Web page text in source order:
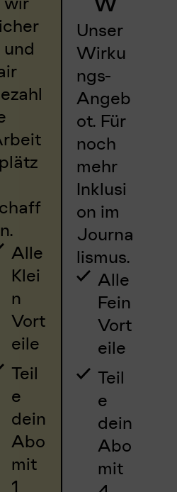
und
Alle
Klei
n
Vort
eile
Teil
e
dein
Abo
mit
1
Unser
Wirku
ngs-
Angeb
ot. Für
noch
mehr
Inklusi
on im
Journa
lismus.
Alle
Fein
Vort
eile
Teil
e
dein
Abo
mit